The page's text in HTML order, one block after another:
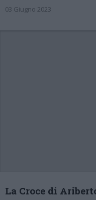
03 Giugno 2023
La Croce di